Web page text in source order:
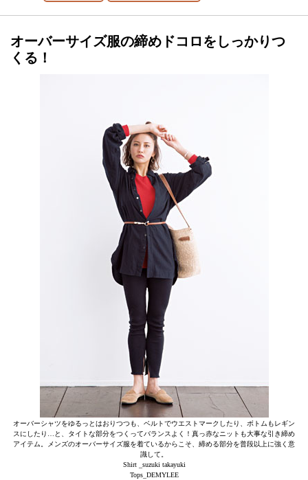
オーバーサイズ服の締めドコロをしっかりつ
くる！
オーバーシャツをゆるっとはおりつつも、ベルトでウエストマークしたり、ボトムもレギン
スにしたり…と、タイトな部分をつくってバランスよく！真っ赤なニットも大事な引き締め
アイテム。メンズのオーバーサイズ服を着ているからこそ、締める部分を普段以上に強く意
識して。
Shirt _suzuki takayuki
Tops_DEMYLEE